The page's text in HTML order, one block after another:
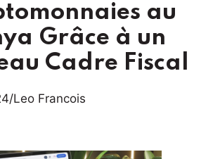
au
Grâce à un
Cadre Fiscal
/Leo Francois